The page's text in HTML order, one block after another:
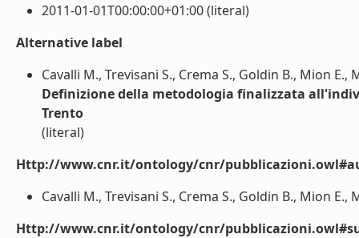
2011-01-01T00:00:00+01:00 (literal)
Alternative label
Cavalli M., Trevisani S., Crema S., Goldin B., Mion E.,
Definizione della metodologia finalizzata
Trento
(literal)
Http://www.cnr.it/ontology/cnr/
Cavalli M., Trevisani S., Crema S., Goldin B., Mion E.,
Http://www.cnr.it/ontology/cnr/